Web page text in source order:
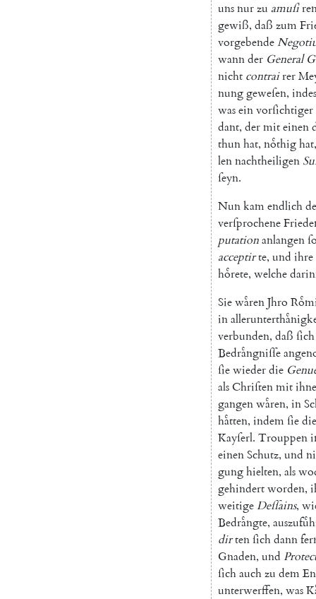
unsnurzu amuſi
gewiß, daß zum
vorgebende
wannder General
nicht contrairer
nunggeweſen, indes
waseinvorſichtiger
dant, dermiteinen
thunhat, noͤthighat,
lennachtheiligen
ſeyn.
Nunkamendlich
verſprochene
putationanlangen
acceptirte, und ihre
hoͤrete, welche
SiewaͤrenJhro
in
verbunden, daß ſich
Bedraͤngniſſe
ſiewiederdie
alsChriſtenmit
gangenwaͤren, in
haͤtten, indemſiedie
Kayſerl. Trouppen
einenSchutz, und
gunghielten, als
gehindertworden,
weitigeDeſſains,
Bedraͤngte,
dirtenſichdann
Gnaden, und
ſichauchzu dem
unterwerffen, was